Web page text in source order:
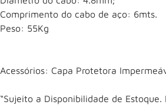
Comprimento do cabo de aço: 6mts.
Peso: 55Kg
Acessórios: Capa Protetora
“Sujeito a Disponibilidade de